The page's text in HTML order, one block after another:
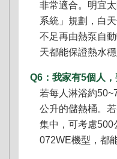
非常適合。明宜
系統」規劃，白
不足再由熱泵自
天都能保證熱水
Q6：我家有5個人
若每人淋浴約
公升的儲熱桶。
集中，可考慮500
072WE機型，都